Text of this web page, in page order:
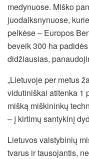
medynuose. Miško
juodalksnynuose,
pelkėse – Europos
beveik 300 ha
didžiausias,
„Lietuvoje per metus
vidutiniškai atitenka 1
mišką miškininkų
– į kirtimų santykinį
Lietuvos valstybinių
tvarus ir tausojantis,